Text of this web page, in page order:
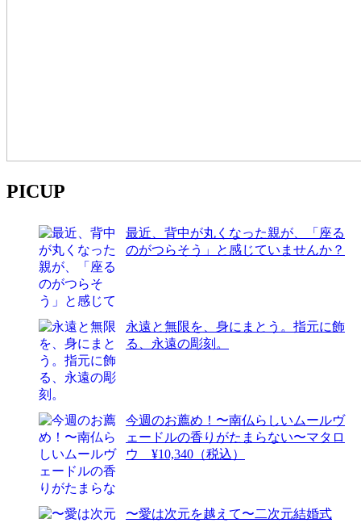
PICUP
最近、背中が丸くなった親が、「座る
のがつらそう」と感じていませんか？
永遠と無限を、身にまとう。指元に飾
る、永遠の彫刻。
今週のお薦め！〜南仏らしいムールヴ
ェードルの香りがたまらない〜マタロ
ウ ¥10,340（税込）
〜愛は次元を越えて〜二次元結婚式